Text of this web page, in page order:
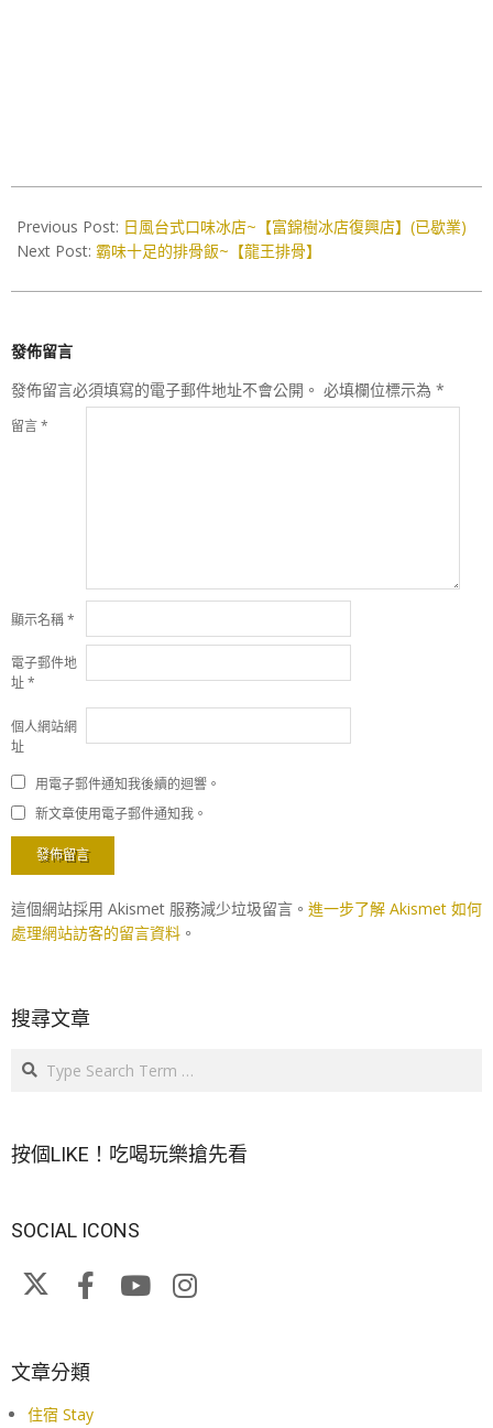
08-
26
Previous Post: 日風台式口味冰店~【富錦樹冰店復興店】(已歇業)
Next Post: 霸味十足的排骨飯~【龍王排骨】
發佈留言
發佈留言必須填寫的電子郵件地址不會公開。 必填欄位標示為 *
留言*
顯示名稱*
電子郵件地
址*
個人網站網
址
用電子郵件通知我後續的迴響。
新文章使用電子郵件通知我。
這個網站採用 Akismet 服務減少垃圾留言。 進一步了解 Akismet 如何
處理網站訪客的留言資料 。
搜尋文章
Search
按個LIKE！吃喝玩樂搶先看
SOCIAL ICONS
文章分類
住宿 Stay